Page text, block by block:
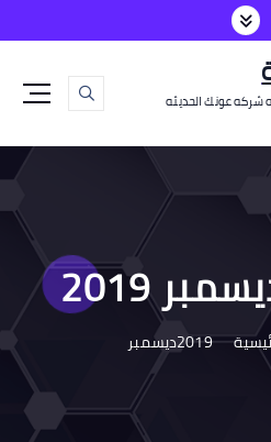
شركه عونك الحديثه
2019
2019ديسمبر